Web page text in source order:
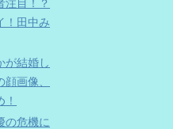
注目！？
！田中み
が結婚し
画像、
の危機に